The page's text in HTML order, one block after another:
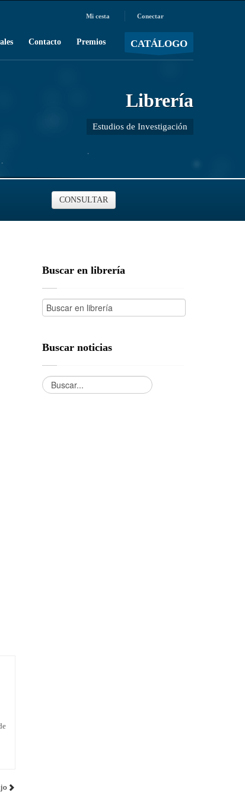
Conectar
Mi cesta
/ MOSTRAR CARRO
CATÁLOGO
Contacto Premios
Librería
Estudios de Investigación
CONSULTAR
Buscar en librería
Buscar noticias